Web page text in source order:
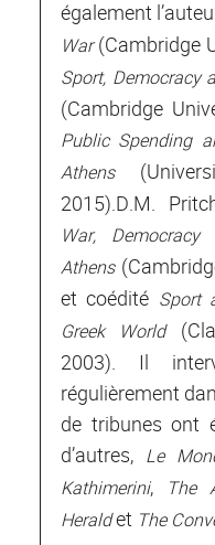
également
War(Cambridge
Sport, Democracy
(Cambridge
Public Spending
Athens
2015).D.M.
War,
Athens
et coédité Sport
Greek World
2003). Il
régulièrement
de tribunes ont
d’autres, Le
Kathimerini, The
Heraldet The